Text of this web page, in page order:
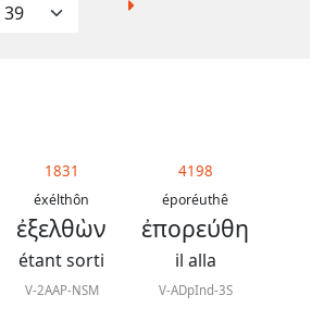
1831
éxélthôn
ἐξελθὼν
étant sorti
V-2AAP-NSM
4198
époréuthê
ἐπορεύθη
il alla
V-ADpInd-3S